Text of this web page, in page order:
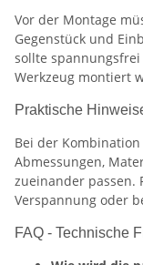
Vor der Montage
Gegenstück und
sollte
Werkzeug montiert
Praktische
Bei der
Abmessungen,
zueinander passen.
Verspannung oder
FAQ - Technische